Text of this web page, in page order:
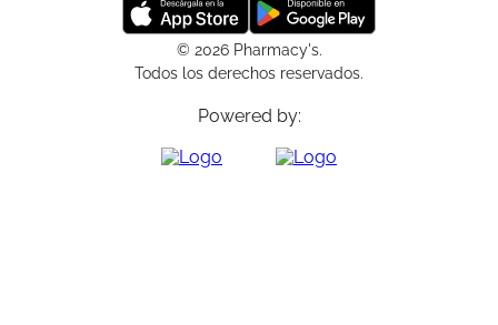
© 2026 Pharmacy's.
Todos los derechos reservados.
Powered by: